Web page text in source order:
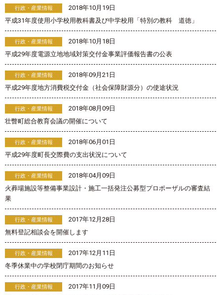
行政・産業情報
2018年10月19日
平成31年度使用小学校用教科書及び中学校用「特別の教科 道徳」
行政・産業情報
2018年10月18日
平成29年度電源立地地域対策交付金事業評価報告書の公表
行政・産業情報
2018年09月21日
平成29年度地方消費税交付金（社会保障財源分）の使途状況
行政・産業情報
2018年08月09日
壮瞥町総合教育会議の開催について
行政・産業情報
2018年06月01日
平成29年度町長交際費の支出状況について
行政・産業情報
2018年04月09日
火葬場施設等整備事業設計・施工一括発注公募型プロポーザルの審査結
果
行政・産業情報
2017年12月28日
無料登記相談会を開催します
行政・産業情報
2017年12月11日
冬季休業中の学校閉庁期間のお知らせ
行政・産業情報
2017年11月09日